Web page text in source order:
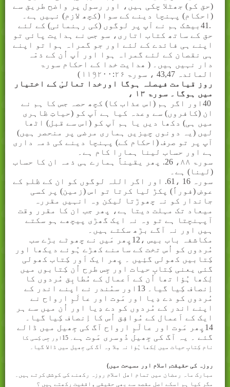
(حق کو) جھٹلا چکی ہیں، اور رسول پر واضح طریق سے
(احکام) پہنچا دینے کے سوا (کچھ لازم) نہیں ہے۔
41. بیشک ہم نے آپ پر لوگوں (کی رہنمائی) کے لئے
حق کے ساتھ کتاب اتاری، سو جس نے ہدایت پائی تو
اپنے ہی فائدے کے لئے اور جو گمراہ ہوا تو اپنے
ہی نقصان کے لئے گمراہ ہوا اور آپ اُن کے ذمّہ
دار نہیں ہیں۔ ( ھدایت خدا کے احکام سورۃ
المائدہ 43,47 ، سورۃ
۱۱۹ِ۲۰۰:۲۶ )
روز قیامت فیصلہ ہوگا اورخدا تعالیٰ کے اختیار
میں ہوگا۔ سورۃ ۱۳ ،
40 اور اگر ہم (اس عذاب کا) کچھ حصہ جس کا ہم نے
ان (کافروں) سے وعدہ کیا ہے آپ کو (حیاتِ ظاہری
میں ہی) دکھا دیں یا ہم آپ کو (اس سے قبل) اٹھا
لیں (یہ دونوں چیزیں ہماری مرضی پر منحصر ہیں)
آپ پر تو صرف (احکام کے) پہنچا دینے کی ذمہ داری
ہے اور حساب لینا ہمارا کام ہے۔
سورۃ ۸۸
، 26. پھر یقیناً ہمارے ہی ذمہ ان کا حساب
(لینا) ہے۔
سورہ 16 ،61. اور اگر اللہ لوگوں کو ان کے ظلم کے
عوض (فوراً) پکڑ لیا کرتا تو اس (زمین) پر کسی
جاندار کو نہ چھوڑتا لیکن وہ انہیں مقررہ
میعاد تک مہلت دیتا ہے، پھر جب ان کا مقرر وقت
آپہنچتا ہے تو وہ نہ ایک گھڑی پیچھے ہو سکتے
ہیں اور نہ آگے بڑھ سکتے ہیں۔
مکاشفہ باب بیس ،12پِھر مَیں نے چھوٹے بڑے سب
مُردوں کو اُس تخت کے سامنے کھڑے ہُوئے دیکھا اور
کِتابیں کھولی گئِیں ۔ پِھر ایک اَور کِتاب کھولی
گئی یعنی کِتابِ حیات اور جِس طرح اُن کِتابوں میں
لِکھا ہُؤا تھا اُن کے اَعمال کے مُطابِق مُردوں کا
اِنصاف کِیا گیا۔ 13اور سمُندر نے اپنے اندر کے
مُردوں کو دے دِیا اور مَوت اور عالَمِ ارواح نے
اپنے اندر کے مُردوں کو دے دِیا اور اُن میں سے ہر
ایک کے اَعمال کے مُوافِق اُس کا اِنصاف کِیا گیا۔
14پِھر مَوت اور عالَمِ ارواح آگ کی جِھیل میں ڈالے
گئے ۔ یہ آگ کی جِھیل دُوسری مَوت ہے ۔ 15 اور جِس کِسی کا
نام کِتابِ حیات میں لِکھا ہُؤا نہ مِلا وہ آگ کی جِھیل میں ڈالا گیا۔
روزہ کی حقیقت, اسلام اور مسیحت میں)
مبارک ماہ رمضان میں تمام اھل اسلام روزہ رکھنے کی کوشش کرتے ہیں۔
مگر کیا ہم اسکے اصل مقصد سے بھی حقیقی واقفیت رکھتے ہیں ؟